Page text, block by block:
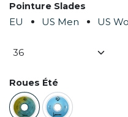
Pointure Slades
EU US Men US
Roues Été